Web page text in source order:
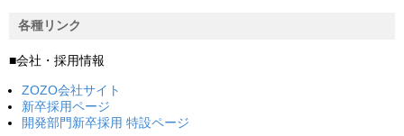
各種リンク
■会社・採用情報
ZOZO会社サイト
新卒採用ページ
開発部門新卒採用 特設ページ